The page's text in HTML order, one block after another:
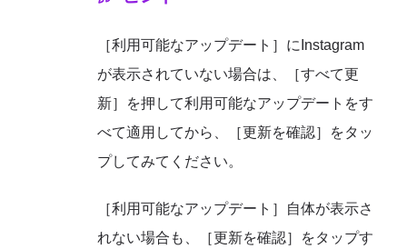
［利用可能なアップデート］にInstagram
が表示されていない場合は、［すべて更
新］を押して利用可能なアップデートをす
べて適用してから、［更新を確認］をタッ
プしてみてください。
［利用可能なアップデート］自体が表示さ
れない場合も、［更新を確認］をタップす